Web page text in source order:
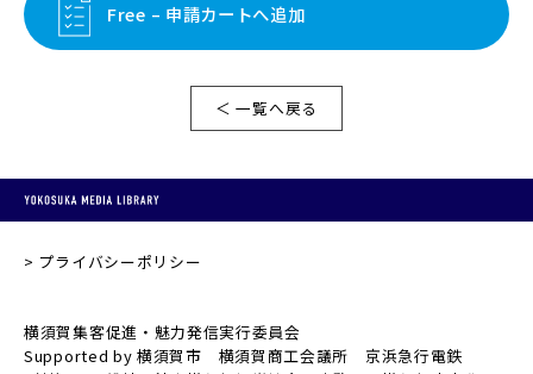
Free – 申請カートへ追加
＜ 一覧へ戻る
プライバシーポリシー
横須賀集客促進・魅力発信実行委員会
Supported by 横須賀市 横須賀商工会議所 京浜急行電鉄